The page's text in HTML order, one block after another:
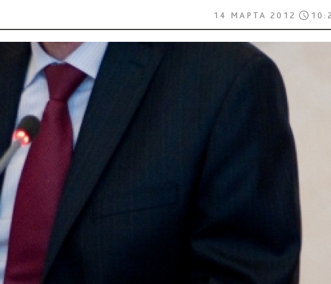
14 МАРТА 2012